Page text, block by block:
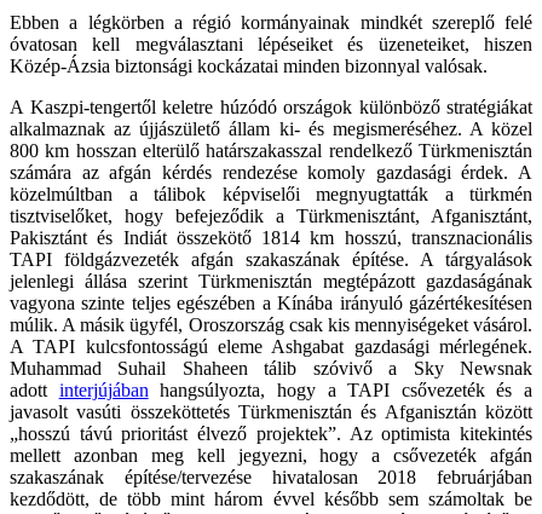
Ebben a légkörben a régió kormányainak mindkét szereplő felé
óvatosan kell megválasztani lépéseiket és üzeneteiket, hiszen
Közép-Ázsia biztonsági kockázatai minden bizonnyal valósak.
A Kaszpi-tengertől keletre húzódó országok különböző stratégiákat
alkalmaznak az újjászülető állam ki- és megismeréséhez. A közel
800 km hosszan elterülő határszakasszal rendelkező Türkmenisztán
számára az afgán kérdés rendezése komoly gazdasági érdek. A
közelmúltban a tálibok képviselői megnyugtatták a türkmén
tisztviselőket, hogy befejeződik a Türkmenisztánt, Afganisztánt,
Pakisztánt és Indiát összekötő 1814 km hosszú, transznacionális
TAPI földgázvezeték afgán szakaszának építése. A tárgyalások
jelenlegi állása szerint Türkmenisztán megtépázott gazdaságának
vagyona szinte teljes egészében a Kínába irányuló gázértékesítésen
múlik. A másik ügyfél, Oroszország csak kis mennyiségeket vásárol.
A TAPI kulcsfontosságú eleme Ashgabat gazdasági mérlegének.
Muhammad Suhail Shaheen tálib szóvivő a Sky Newsnak
adott interjújában hangsúlyozta, hogy a TAPI csővezeték és a
javasolt vasúti összeköttetés Türkmenisztán és Afganisztán között
„hosszú távú prioritást élvező projektek”. Az optimista kitekintés
mellett azonban meg kell jegyezni, hogy a csővezeték afgán
szakaszának építése/tervezése hivatalosan 2018 februárjában
kezdődött, de több mint három évvel később sem számoltak be